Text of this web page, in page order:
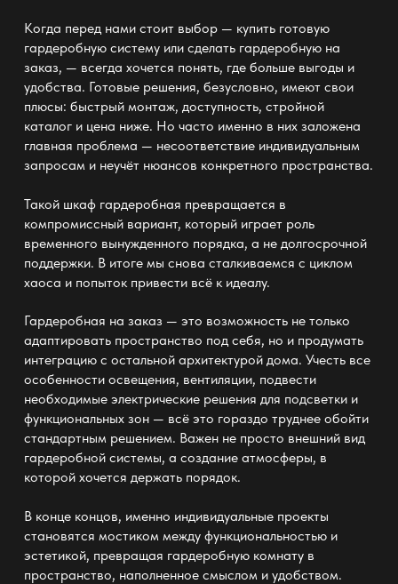
Когда перед нами стоит выбор — купить готовую
гардеробную систему или сделать гардеробную на
заказ, — всегда хочется понять, где больше выгоды и
удобства. Готовые решения, безусловно, имеют свои
плюсы: быстрый монтаж, доступность, стройной
каталог и цена ниже. Но часто именно в них заложена
главная проблема — несоответствие индивидуальным
запросам и неучёт нюансов конкретного пространства.
Такой шкаф гардеробная превращается в
компромиссный вариант, который играет роль
временного вынужденного порядка, а не долгосрочной
поддержки. В итоге мы снова сталкиваемся с циклом
хаоса и попыток привести всё к идеалу.
Гардеробная на заказ — это возможность не только
адаптировать пространство под себя, но и продумать
интеграцию с остальной архитектурой дома. Учесть все
особенности освещения, вентиляции, подвести
необходимые электрические решения для подсветки и
функциональныхзон — всё это гораздо труднее обойти
стандартным решением. Важен не просто внешний вид
гардеробной системы, а создание атмосферы, в
которой хочется держать порядок.
В конце концов, именно индивидуальные проекты
становятся мостиком между функциональностью и
эстетикой, превращая гардеробную комнату в
пространство, наполненное смыслом и удобством.